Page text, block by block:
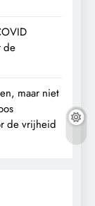
de
maar niet
de vrijheid